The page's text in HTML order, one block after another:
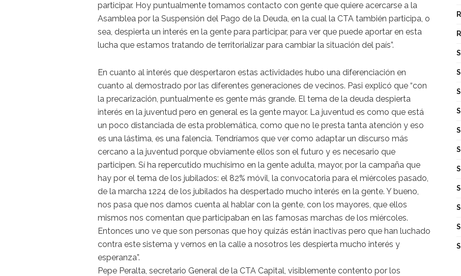
participar. Hoy puntualmente tomamos contacto con gente que quiere acercarse a la
Asamblea por la Suspensión del Pago de la Deuda, en la cual la CTA también participa, o
sea, despierta un interés en la gente para participar, para ver que puede aportar en esta
lucha que estamos tratando de territorializar para cambiar la situación del país”.
En cuanto al interés que despertaron estas actividades hubo una diferenciación en
cuanto al demostrado por las diferentes generaciones de vecinos. Pasi explicó que “con
la precarización, puntualmente es gente más grande. El tema de la deuda despierta
interés en la juventud pero en general es la gente mayor. La juventud es como que está
un poco distanciada de esta problemática, como que no le presta tanta atención y eso
es una lástima, es una falencia. Tendríamos que ver como adaptar un discurso más
cercano a la juventud porque obviamente ellos son el futuro y es necesario que
participen. Sí ha repercutido muchísimo en la gente adulta, mayor, por la campaña que
hay por el tema de los jubilados: el 82% móvil, la convocatoria para el miércoles pasado,
de la marcha 1224 de los jubilados ha despertado mucho interés en la gente. Y bueno,
nos pasa que nos damos cuenta al hablar con la gente, con los mayores, que ellos
mismos nos comentan que participaban en las famosas marchas de los miércoles.
Entonces uno ve que son personas que hoy quizás están inactivas pero que han luchado
contra este sistema y vernos en la calle a nosotros les despierta mucho interés y
esperanza”.
Pepe Peralta, secretario General de la CTA Capital, visiblemente contento por los